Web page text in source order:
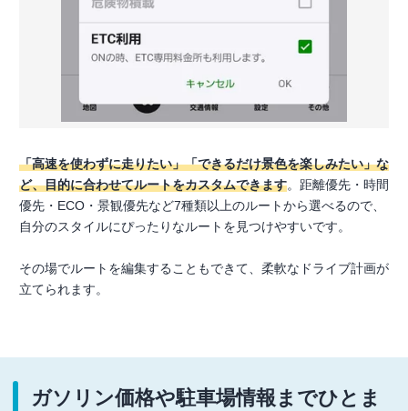
「高速を使わずに走りたい」「できるだけ景色を楽しみたい」な
ど、目的に合わせてルートをカスタムできます。距離優先・時間
優先・ECO・景観優先など7種類以上のルートから選べるので、
自分のスタイルにぴったりなルートを見つけやすいです。
その場でルートを編集することもできて、柔軟なドライブ計画が
立てられます。
ガソリン価格や駐車場情報までひとま